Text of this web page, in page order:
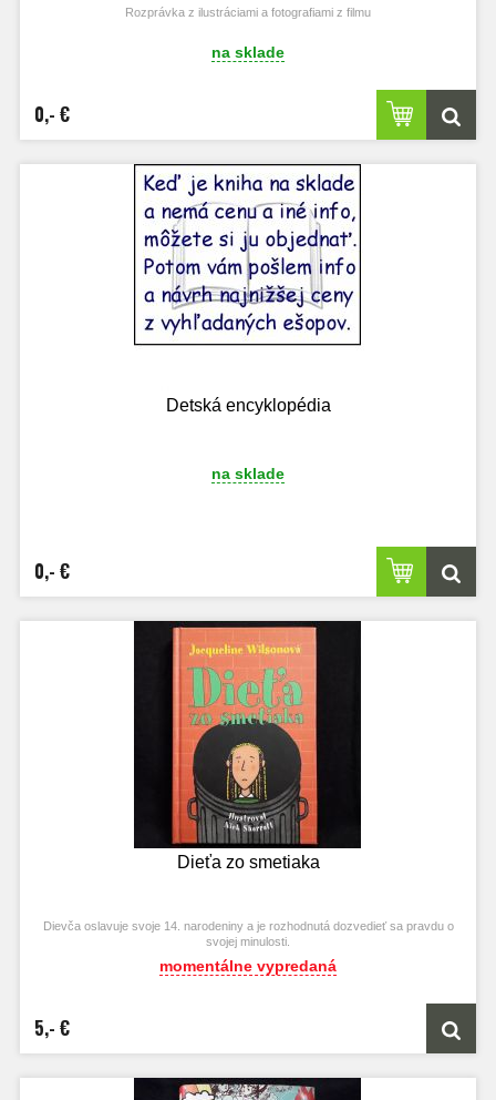
Rozprávka z ilustráciami a fotografiami z filmu
na sklade
0,- €
Detská encyklopédia
na sklade
0,- €
Dieťa zo smetiaka
Dievča oslavuje svoje 14. narodeniny a je rozhodnutá dozvedieť sa pravdu o
svojej minulosti.
momentálne vypredaná
5,- €